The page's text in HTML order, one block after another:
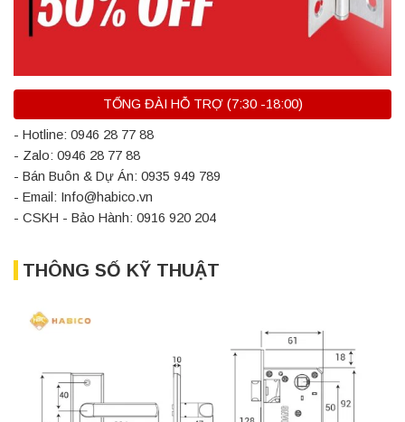
TỔNG ĐÀI HỖ TRỢ (7:30 -18:00)
- Hotline: 0946 28 77 88
- Zalo: 0946 28 77 88
- Bán Buôn & Dự Án: 0935 949 789
- Email: Info@habico.vn
- CSKH - Bảo Hành: 0916 920 204
THÔNG SỐ KỸ THUẬT